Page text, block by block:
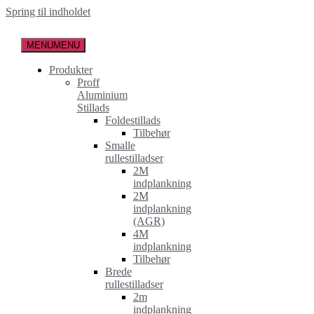
Spring til indholdet
MENUMENU
Produkter
Proff
Aluminium
Stillads
Foldestillads
Tilbehør
Smalle
rullestilladser
2M
indplankning
2M
indplankning
(AGR)
4M
indplankning
Tilbehør
Brede
rullestilladser
2m
indplankning